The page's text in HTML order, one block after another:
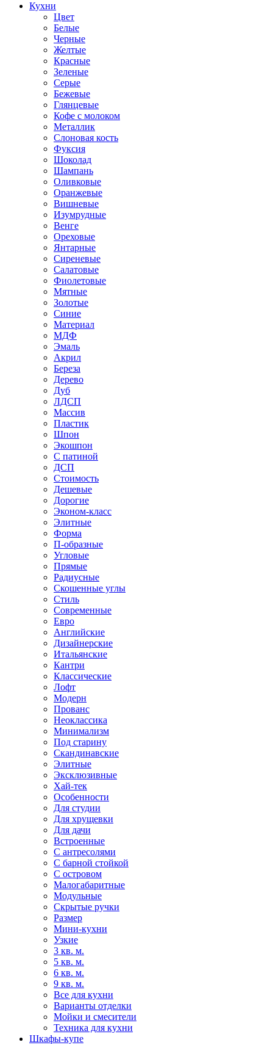
Кухни
Цвет
Белые
Черные
Желтые
Красные
Зеленые
Серые
Бежевые
Глянцевые
Кофе с молоком
Металлик
Слоновая кость
Фуксия
Шоколад
Шампань
Оливковые
Оранжевые
Вишневые
Изумрудные
Венге
Ореховые
Янтарные
Сиреневые
Салатовые
Фиолетовые
Мятные
Золотые
Синие
Материал
МДФ
Эмаль
Акрил
Береза
Дерево
Дуб
ЛДСП
Массив
Пластик
Шпон
Экошпон
С патиной
ДСП
Стоимость
Дешевые
Дорогие
Эконом-класс
Элитные
Форма
П-образные
Угловые
Прямые
Радиусные
Скошенные углы
Стиль
Современные
Евро
Английские
Дизайнерские
Итальянские
Кантри
Классические
Лофт
Модерн
Прованс
Неоклассика
Минимализм
Под старину
Скандинавские
Элитные
Эксклюзивные
Хай-тек
Особенности
Для студии
Для хрущевки
Для дачи
Встроенные
С антресолями
С барной стойкой
С островом
Малогабаритные
Модульные
Скрытые ручки
Размер
Мини-кухни
Узкие
3 кв. м.
5 кв. м.
6 кв. м.
9 кв. м.
Все для кухни
Варианты отделки
Мойки и смесители
Техника для кухни
Шкафы-купе